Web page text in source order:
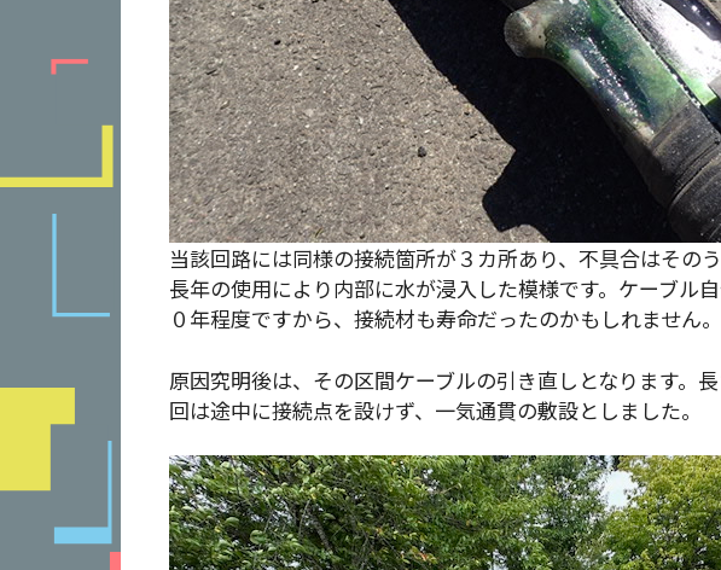
当該回路には同様の接続箇所が３カ所あり、不具合はその
長年の使用により内部に水が浸入した模様です。ケーブル
０年程度ですから、接続材も寿命だったのかもしれません。
原因究明後は、その区間ケーブルの引き直しとなります。
回は途中に接続点を設けず、一気通貫の敷設としました。